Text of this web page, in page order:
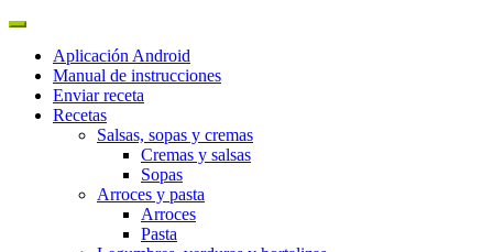
Aplicación Android
Manual de instrucciones
Enviar receta
Recetas
Salsas, sopas y cremas
Cremas y salsas
Sopas
Arroces y pasta
Arroces
Pasta